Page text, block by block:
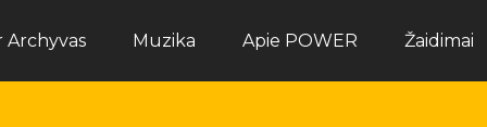
Archyvas Muzika Apie POWER Žaidimai